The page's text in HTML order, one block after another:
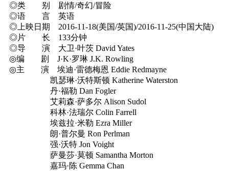
◎类 别 剧情/奇幻/冒险
◎语 言 英语
◎上映日期 2016-11-18(美国/英国)/2016-11-25(中国大陆)
◎片 长 133分钟
◎导 演 大卫·叶茨 David Yates
◎编 剧 J·K·罗琳 J.K. Rowling
◎主 演 埃迪·雷德梅恩 Eddie Redmayne
凯瑟琳·沃特斯顿 Katherine Waterston
丹·福勒 Dan Fogler
艾莉森·萨多尔 Alison Sudol
科林·法瑞尔 Colin Farrell
埃兹拉·米勒 Ezra Miller
朗·普尔曼 Ron Perlman
强·沃特 Jon Voight
萨曼莎·莫顿 Samantha Morton
嘉玛·陈 Gemma Chan